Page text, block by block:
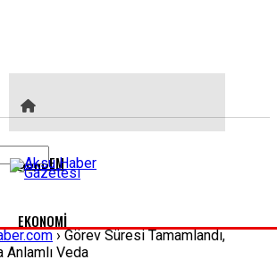
GÜNDEM
EKONOMI
›Görev Süresi Tamamlandı,
Anlamlı Veda